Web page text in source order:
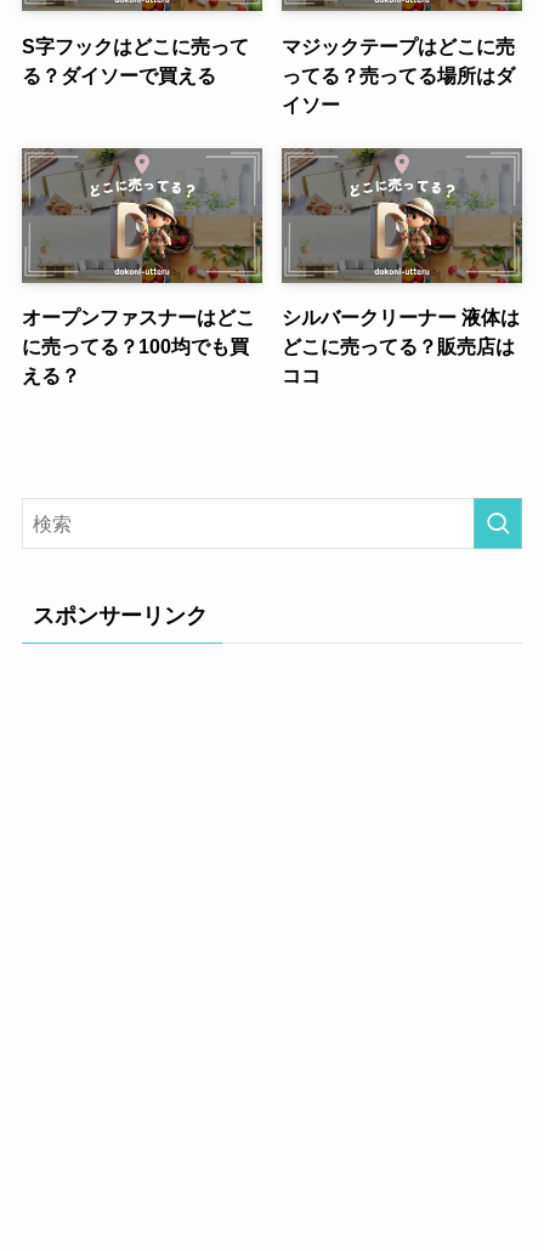
S字フックはどこに売って
る？ダイソーで買える
マジックテープはどこに売
ってる？売ってる場所はダ
イソー
オープンファスナーはどこ
に売ってる？100均でも買
える？
シルバークリーナー 液体は
どこに売ってる？販売店は
ココ
スポンサーリンク